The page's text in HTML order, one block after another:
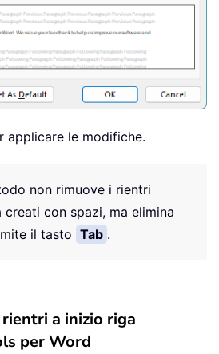
applicare le modifiche.
non rimuove i rientri
creati con spazi, ma elimina
il tasto Tab .
a inizio riga
per Word